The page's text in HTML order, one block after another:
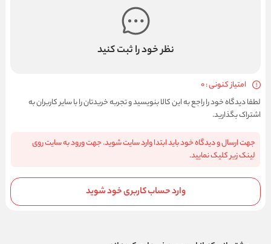
نظر خود را ثبت کنید
امتیاز کنونی : 0
لطفا دیدگاه خود را راجع به این کالا بنویسید و تجربه خریدتان را با سایر کاربران به
اشتراک بگذارید.
جهت ارسال و دیدگاه خود باید ابتدا وارد سایت شوید. جهت ورود به سایت روی
لینک زیر کلیک نمایید.
وارد حساب کاربری خود شوید